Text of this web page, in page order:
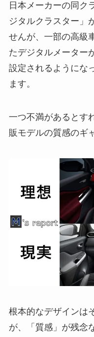
日本メーカーの同ク
ジタルクラスター」
せんが、一部の高級
たデジタルメーター
設定されるようにな
ます。
一つ不満があるとす
販モデルの質感のギ
根本的なデザインは
が、「質感」が残念